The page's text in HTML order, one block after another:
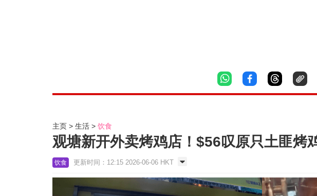
主页 生活 饮食
观塘新开外卖烤鸡店！$56叹原只土匪烤
饮食 更新时间：12:15 2026-06-06 HKT